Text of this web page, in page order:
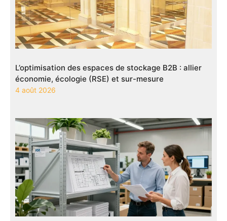
L’optimisation des espaces de stockage B2B : allier
économie, écologie (RSE) et sur-mesure
4 août 2026